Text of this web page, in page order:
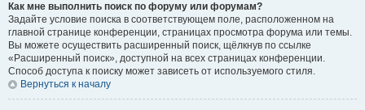
Как мне выполнить поиск по форуму или форумам?
Задайте условие поиска в соответствующем поле, расположенном на
главной странице конференции, страницах просмотра форума или темы.
Вы можете осуществить расширенный поиск, щёлкнув по ссылке
«Расширенный поиск», доступной на всех страницах конференции.
Способ доступа к поиску может зависеть от используемого стиля.
Вернуться к началу